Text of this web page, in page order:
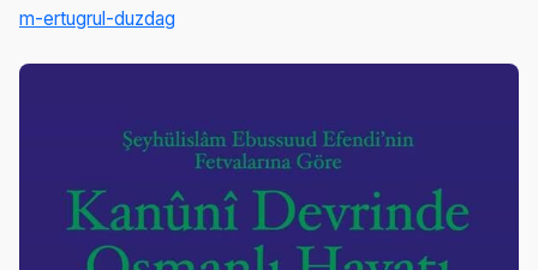
m-ertugrul-duzdag